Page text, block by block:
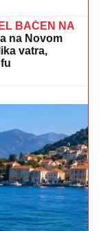
KOD KUĆE"
"Ne mogu da
GRANDA
na svet
MOĆNIM